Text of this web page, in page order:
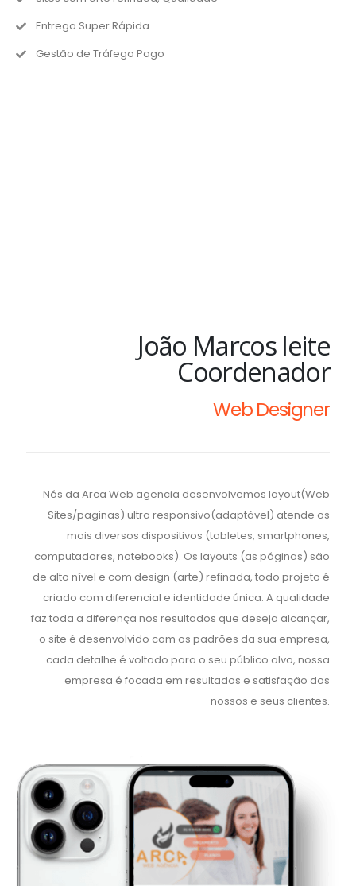
Entrega Super Rápida
Gestão de Tráfego Pago
João Marcos leite
Coordenador
Web Designer
Nós da Arca Web agencia desenvolvemos layout(Web
Sites/paginas) ultra responsivo(adaptável) atende os
mais diversos dispositivos (tabletes, smartphones,
computadores, notebooks). Os layouts (as páginas) são
de alto nível e com design (arte) refinada, todo projeto é
criado com diferencial e identidade única. A qualidade
faz toda a diferença nos resultados que deseja alcançar,
o site é desenvolvido com os padrões da sua empresa,
cada detalhe é voltado para o seu público alvo, nossa
empresa é focada em resultados e satisfação dos
nossos e seus clientes.